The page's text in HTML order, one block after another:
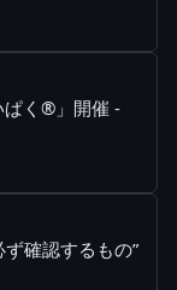
ぱく®」開催 -
確認するもの”